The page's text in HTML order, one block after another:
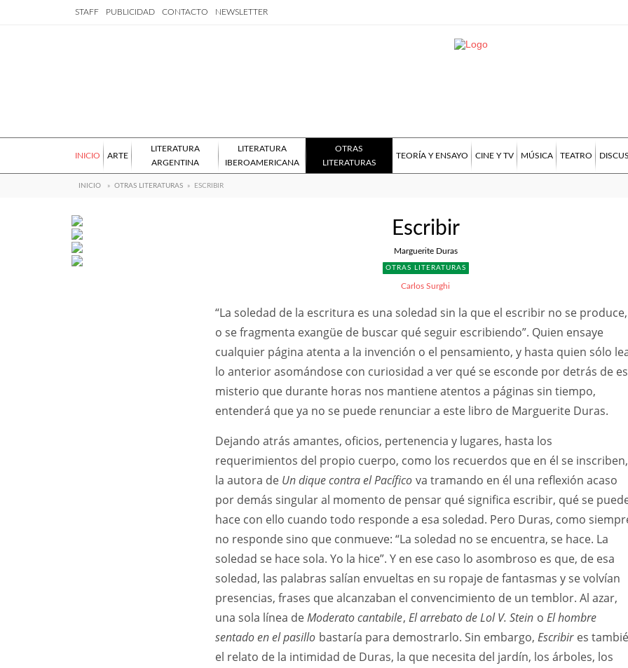
STAFF PUBLICIDAD CONTACTO NEWSLETTER
INICIO ARTE
LITERATURA
ARGENTINA
LITERATURA
IBEROAMERICANA
OTRAS
LITERATURAS
TEORÍA Y ENSAYO CINE Y TV MÚSICA TEATRO
INICIO » OTRAS LITERATURAS » ESCRIBIR
Escribir
Marguerite Duras
OTRAS LITERATURAS
Carlos Surghi
“La soledad de la escritura es una soledad sin la que el escribir no se produce,
o se fragmenta exangüe de buscar qué seguir escribiendo”. Quien ensaye
cualquier página atenta a la invención o el pensamiento, y hasta quien sólo
lo anterior asomándose con curiosidad a ver qué se esconde por detrás de
misterio que durante horas nos mantiene atentos a páginas sin tiempo,
entenderá que ya no se puede renunciar a este libro de Marguerite Duras.
Dejando atrás amantes, oficios, pertenencia y lugares, hasta los
requerimientos del propio cuerpo, como los recuerdos que en él se inscriben,
la autora de Un dique contra el Pacífico va tramando en él una reflexión acaso
por demás singular al momento de pensar qué significa escribir, qué se
hace con ello cuando todo responde a esa soledad. Pero Duras, como
no responde sino que conmueve: “La soledad no se encuentra, se hace. La
soledad se hace sola. Yo la hice”. Y en ese caso lo asombroso es que, de esa
soledad, las palabras salían envueltas en su ropaje de fantasmas y se volvían
presencias, frases que alcanzaban el convencimiento de un temblor. Al azar,
una sola línea deModerato cantabile, El arrebato de Lol V. Stein o El hombre
sentado en el pasillo bastaría para demostrarlo. Sin embargo, Escribir es
el relato de la intimidad de Duras, la que necesita del jardín, los árboles, los